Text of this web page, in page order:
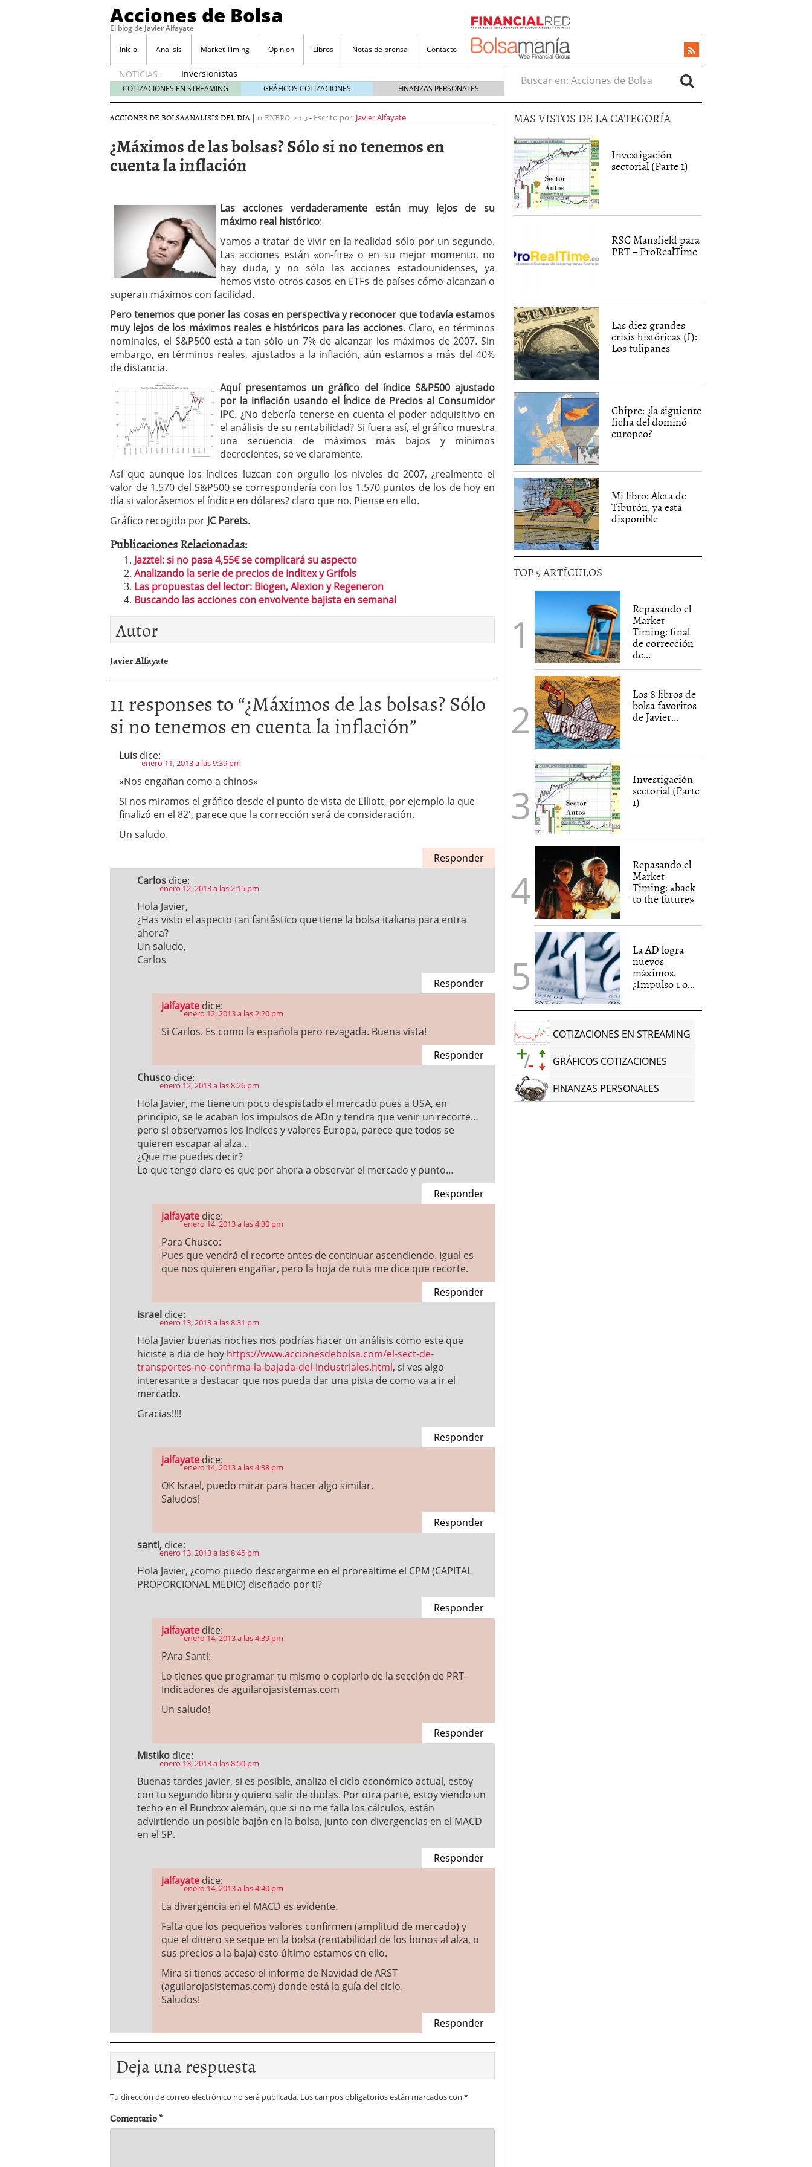
Acciones de Bolsa
El blog de Javier Alfayate
Inicio Analisis Market Timing Opinion Libros Notas de prensa Contacto
NOTICIAS :
Inversionistas
VIP en
México
creciente
por SIFX
mayo 8,
2026
Entendiendo los ETF de Bitcoin noviembre 22, 2024
Dividend Kings: empresas que destacan por sus dividendos constantes
noviembre 12, 2024
Descubre RealAdvisor: Una poderosa herramienta para tus inversiones
inmobiliarias septiembre 23, 2024
COTIZACIONES EN STREAMING GRÁFICOS COTIZACIONES FINANZAS PERSONALES
Buscar en:
ACCIONES DE BOLSAANALISIS DEL DIA | 11 ENERO, 2013- Escrito por: Javier Alfayate
¿Máximos de las bolsas? Sólo si no tenemos en
cuenta la inflación
Las acciones verdaderamente están muy lejos de su
máximo real histórico:
Vamos a tratar de vivir en la realidad sólo por un segundo.
Las acciones están «on-fire» o en su mejor momento, no
hay duda, y no sólo las acciones estadounidenses, ya
hemos visto otros casos en ETFs de países cómo alcanzan o
superan máximos con facilidad.
Pero tenemos que poner las cosas en perspectiva y reconocer que todavía estamos
muy lejos de los máximos reales e históricos para las acciones. Claro, en términos
nominales, el S&P500 está a tan sólo un 7% de alcanzar los máximos de 2007. Sin
embargo, en términos reales, ajustados a la inflación, aún estamos a más del 40%
de distancia.
Aquí presentamos un gráfico del índice S&P500 ajustado
por la inflación usando el Índice de Precios al Consumidor
IPC. ¿No debería tenerse en cuenta el poder adquisitivo en
el análisis de su rentabilidad? Si fuera así, el gráfico muestra
una secuencia de máximos más bajos y mínimos
decrecientes, se ve claramente.
Así que aunque los índices luzcan con orgullo los niveles de 2007, ¿realmente el
valor de 1.570 del S&P500 se correspondería con los 1.570 puntos de los de hoy en
día si valorásemos el índice en dólares? claro que no. Piense en ello.
Gráfico recogido por JC Parets.
Publicaciones Relacionadas:
Jazztel: si no pasa 4,55€ se complicará su aspecto
Analizando la serie de precios de Inditex y Grifols
Las propuestas del lector: Biogen, Alexion y Regeneron
Buscando las acciones con envolvente bajista en semanal
Autor
Javier Alfayate
11 responses to “¿Máximos de las bolsas? Sólo
si no tenemos en cuenta la inflación”
Luis dice:
enero 11, 2013 a las 9:39 pm
«Nos engañan como a chinos»
Si nos miramos el gráfico desde el punto de vista de Elliott, por ejemplo la que
finalizó en el 82′, parece que la corrección será de consideración.
Un saludo.
Responder
Carlos dice:
enero 12, 2013 a las 2:15 pm
Hola Javier,
¿Has visto el aspecto tan fantástico que tiene la bolsa italiana para entra
ahora?
Un saludo,
Carlos
Responder
jalfayate dice:
enero 12, 2013 a las 2:20 pm
Si Carlos. Es como la española pero rezagada. Buena vista!
Responder
Chusco dice:
enero 12, 2013 a las 8:26 pm
Hola Javier, me tiene un poco despistado el mercado pues a USA, en
principio, se le acaban los impulsos de ADn y tendra que venir un recorte…
pero si observamos los indices y valores Europa, parece que todos se
quieren escapar al alza…
¿Que me puedes decir?
Lo que tengo claro es que por ahora a observar el mercado y punto…
Responder
jalfayate dice:
enero 14, 2013 a las 4:30 pm
Para Chusco:
Pues que vendrá el recorte antes de continuar ascendiendo. Igual es
que nos quieren engañar, pero la hoja de ruta me dice que recorte.
Responder
israel dice:
enero 13, 2013 a las 8:31 pm
Hola Javier buenas noches nos podrías hacer un análisis como este que
hiciste a dia de hoy https://www.accionesdebolsa.com/el-sect-de-
transportes-no-confirma-la-bajada-del-industriales.html, si ves algo
interesante a destacar que nos pueda dar una pista de como va a ir el
mercado.
Gracias!!!!
Responder
jalfayate dice:
enero 14, 2013 a las 4:38 pm
OK Israel, puedo mirar para hacer algo similar.
Saludos!
Responder
santi, dice:
enero 13, 2013 a las 8:45 pm
Hola Javier, ¿como puedo descargarme en el prorealtime el CPM (CAPITAL
PROPORCIONAL MEDIO) diseñado por ti?
Responder
jalfayate dice:
enero 14, 2013 a las 4:39 pm
PAra Santi:
Lo tienes que programar tu mismo o copiarlo de la sección de PRT-
Indicadores de aguilarojasistemas.com
Un saludo!
Responder
Mistiko dice:
enero 13, 2013 a las 8:50 pm
Buenas tardes Javier, si es posible, analiza el ciclo económico actual, estoy
con tu segundo libro y quiero salir de dudas. Por otra parte, estoy viendo un
techo en el Bundxxx alemán, que si no me falla los cálculos, están
advirtiendo un posible bajón en la bolsa, junto con divergencias en el MACD
en el SP.
Responder
jalfayate dice:
enero 14, 2013 a las 4:40 pm
La divergencia en el MACD es evidente.
Falta que los pequeños valores confirmen (amplitud de mercado) y
que el dinero se seque en la bolsa (rentabilidad de los bonos al alza, o
sus precios a la baja) esto último estamos en ello.
Mira si tienes acceso el informe de Navidad de ARST
(aguilarojasistemas.com) donde está la guía del ciclo.
Saludos!
Responder
Deja una respuesta
Tu dirección de correo electrónico no será publicada. Los campos obligatorios están marcados con *
Comentario*
MAS VISTOS DE LA CATEGORÍA
Investigación
sectorial (Parte 1)
RSC Mansfield para
PRT – ProRealTime
Las diez grandes
crisis históricas (I):
Los tulipanes
Chipre: ¿la siguiente
ficha del dominó
europeo?
Mi libro: Aleta de
Tiburón, ya está
disponible
TOP 5 ARTÍCULOS
Repasando el
Market
Timing: final
de corrección
de...
Los 8 libros de
bolsa favoritos
de Javier...
Investigación
sectorial (Parte
1)
Repasando el
Market
Timing: «back
to the future»
La AD logra
nuevos
máximos.
¿Impulso 1 o...
COTIZACIONES EN STREAMING
GRÁFICOS COTIZACIONES
FINANZAS PERSONALES